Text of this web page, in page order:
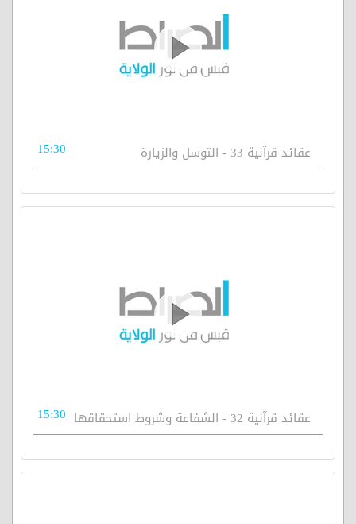
عقائد قرآنية 33 - التوسل والزيارة 15:30
عقائد قرآنية 32 - الشفاعة وشروط استحقاقها 15:30